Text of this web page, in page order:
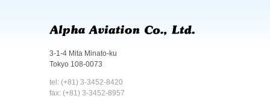
3-1-4 Mita Minato-ku
Tokyo 108-0073
tel: (+81) 3-3452-8420
fax: (+81) 3-3452-8957